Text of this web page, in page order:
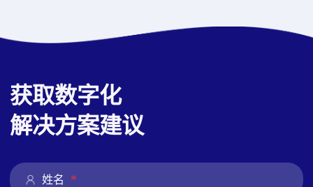
获取数字化
解决方案建议
姓名 *